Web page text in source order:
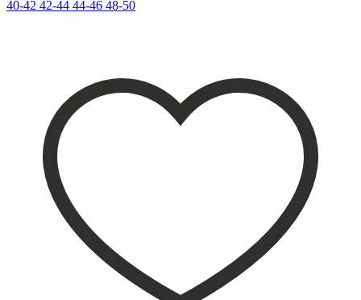
40-42 42-44 44-46 48-50